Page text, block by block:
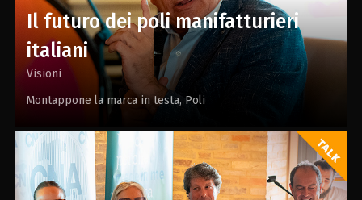
Il futuro dei poli manifatturieri
italiani
Visioni
Montappone la marca in testa Poli